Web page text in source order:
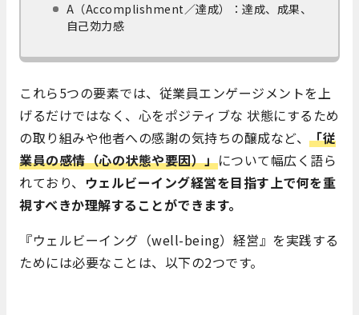
A（Accomplishment／達成）：達成、成果、
自己効力感
これら5つの要素では、従業員エンゲージメントを上
げるだけではなく、心をポジティブな 状態にするため
の取り組みや他者への感謝の気持ちの醸成など、 「従
業員の感情（心の状態や要因）」について幅広く語ら
れており、 ウェルビーイング経営を目指す上で何を重
視すべきか理解することができます。
『ウェルビーイング（well-being）経営』を実践する
ためには必要なことは、以下の2つです。